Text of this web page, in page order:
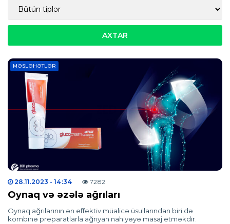
MƏSLƏHƏTLƏR
28.11.2023 - 14:34 7282
Oynaq və əzələ ağrıları
Oynaq ağrılarının ən effektiv müalicə üsullarından biri də
kombinə preparatlarla ağrıyan nahiyəyə masaj etməkdir.